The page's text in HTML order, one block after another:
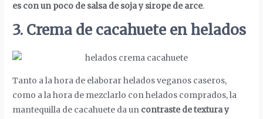
es con un poco de salsa de soja y sirope de arce.
3. Crema de cacahuete en helados
Tanto a la hora de elaborar helados veganos caseros,
como a la hora de mezclarlo con helados comprados, la
mantequilla de cacahuete da un contraste de textura y